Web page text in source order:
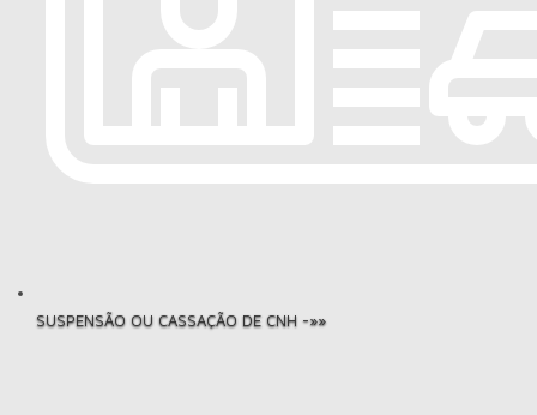
SUSPENSÃO OU CASSAÇÃO DE CNH -»»